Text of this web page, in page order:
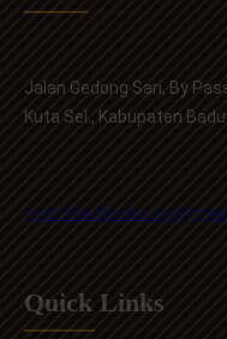
Jalan Gedong Sari, By
Kuta Sel., Kabupaten
Quick Links